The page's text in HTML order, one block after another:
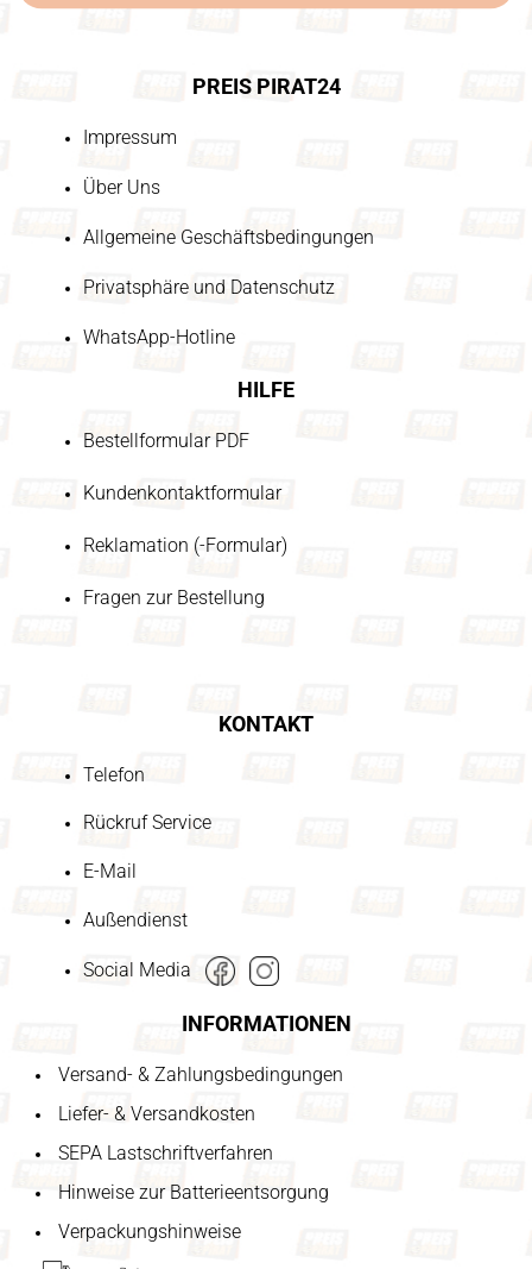
PREIS PIRAT24
Impressum
Über Uns
Allgemeine Geschäftsbedingungen
Privatsphäre und Datenschutz
WhatsApp-Hotline
HILFE
Bestellformular PDF
Kundenkontaktformular
Reklamation (-Formular)
Fragen zur Bestellung
KONTAKT
Telefon
Rückruf Service
E-Mail
Außendienst
Social Media
INFORMATIONEN
Versand- & Zahlungsbedingungen
Liefer- & Versandkosten
SEPA Lastschriftverfahren
Hinweise zur Batterieentsorgung
Verpackungshinweise